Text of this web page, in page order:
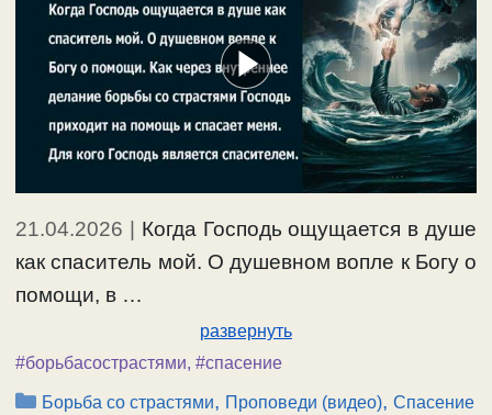
21.04.2026
Когда Господь ощущается в душе
как спаситель мой. О душевном вопле к Богу о
помощи, в …
развернуть
#борьбасострастями, #спасение
Рубрики
Борьба со страстями, Проповеди (видео),Спасение